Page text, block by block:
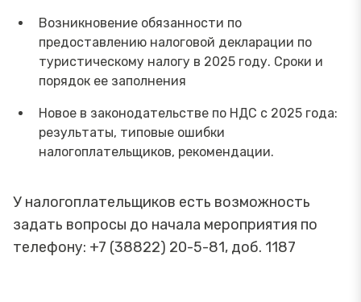
Возникновение обязанности по
предоставлению налоговой декларации по
туристическому налогу в 2025 году. Сроки и
порядок ее заполнения
Новое в законодательстве по НДС с 2025 года:
результаты, типовые ошибки
налогоплательщиков, рекомендации.
У налогоплательщиков есть возможность
задать вопросы до начала мероприятия по
телефону: +7 (38822) 20-5-81, доб. 1187